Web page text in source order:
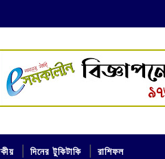
দিনের টুকিটাকি রাশিফল